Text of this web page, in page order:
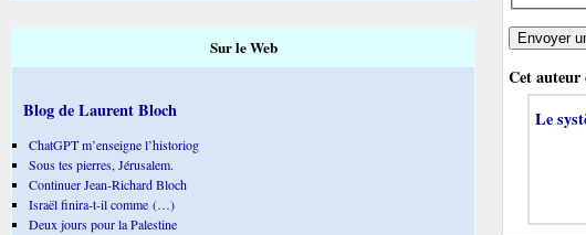
Cet
Le
Sur le Web
Blog de Laurent Bloch
ChatGPT m’enseigne l’historiog
Sous tes pierres, Jérusalem.
Continuer Jean-Richard Bloch
Israël finira-t-il comme (…)
Deux jours pour la Palestine